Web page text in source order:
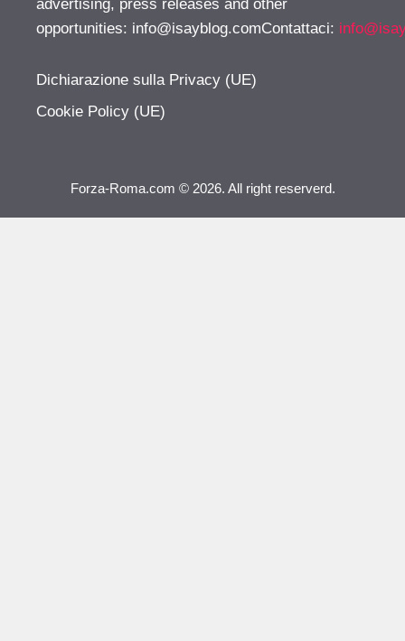
advertising, press releases and other
opportunities: info@isayblog.comContattaci:
Dichiarazione sulla Privacy (UE)
Cookie Policy (UE)
Forza-Roma.com © 2026. All right reserverd.